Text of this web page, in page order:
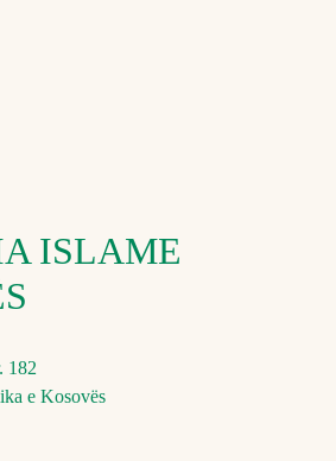
ISLAME
182
e Kosovës